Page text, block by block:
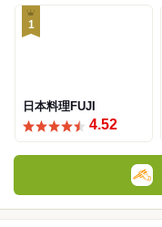
1
日本料理FUJI
4.52